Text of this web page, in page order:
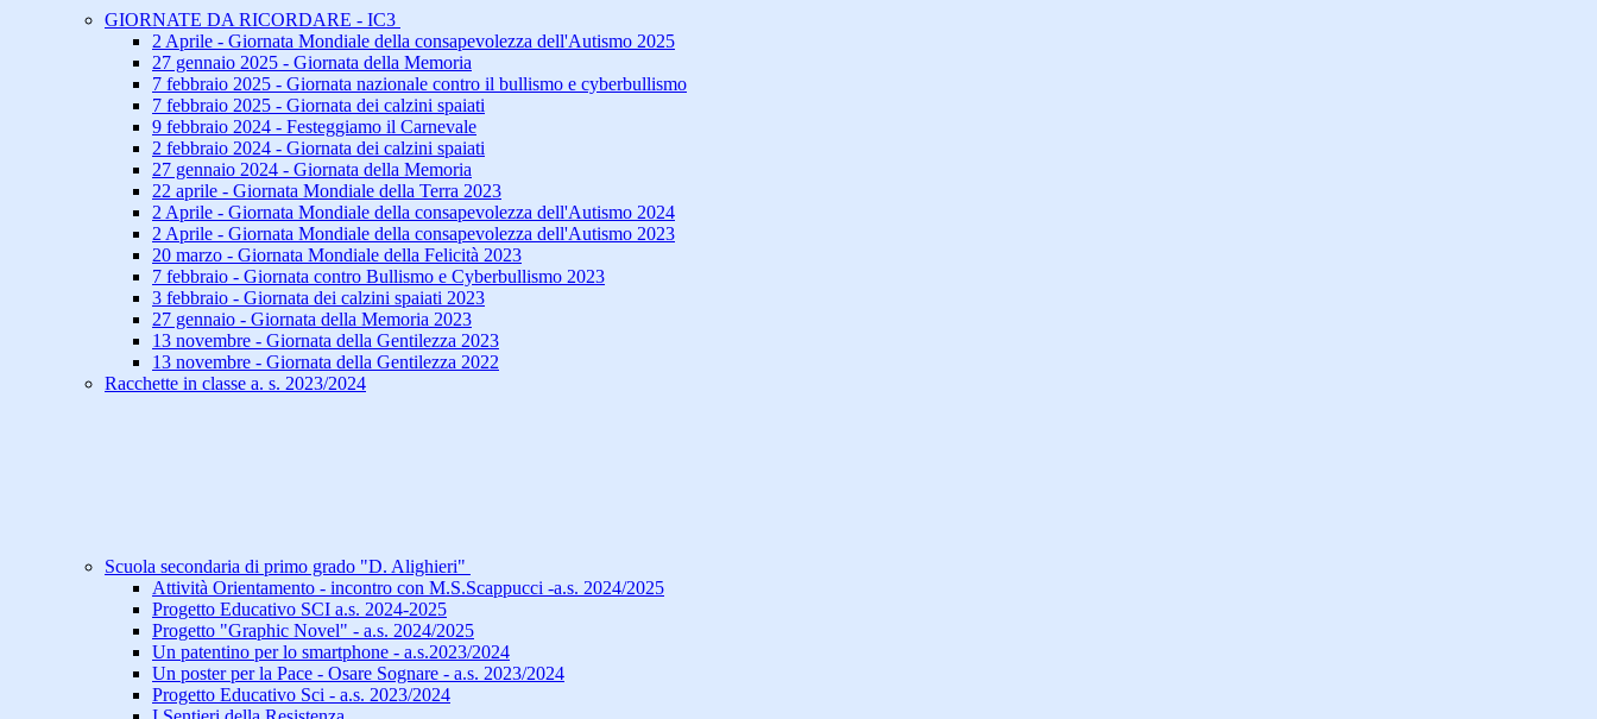
GIORNATE DA RICORDARE - IC3
2 Aprile - Giornata Mondiale della consapevolezza dell'Autismo 2025
27 gennaio 2025 - Giornata della Memoria
7 febbraio 2025 - Giornata nazionale contro il bullismo e cyberbullismo
7 febbraio 2025 - Giornata dei calzini spaiati
9 febbraio 2024 - Festeggiamo il Carnevale
2 febbraio 2024 - Giornata dei calzini spaiati
27 gennaio 2024 - Giornata della Memoria
22 aprile - Giornata Mondiale della Terra 2023
2 Aprile - Giornata Mondiale della consapevolezza dell'Autismo 2024
2 Aprile - Giornata Mondiale della consapevolezza dell'Autismo 2023
20 marzo - Giornata Mondiale della Felicità 2023
7 febbraio - Giornata contro Bullismo e Cyberbullismo 2023
3 febbraio - Giornata dei calzini spaiati 2023
27 gennaio - Giornata della Memoria 2023
13 novembre - Giornata della Gentilezza 2023
13 novembre - Giornata della Gentilezza 2022
Racchette in classe a. s. 2023/2024
Scuola secondaria di primo grado "D. Alighieri"
Attività Orientamento - incontro con M.S.Scappucci -a.s. 2024/2025
Progetto Educativo SCI a.s. 2024-2025
Progetto "Graphic Novel" - a.s. 2024/2025
Un patentino per lo smartphone - a.s.2023/2024
Un poster per la Pace - Osare Sognare - a.s. 2023/2024
Progetto Educativo Sci - a.s. 2023/2024